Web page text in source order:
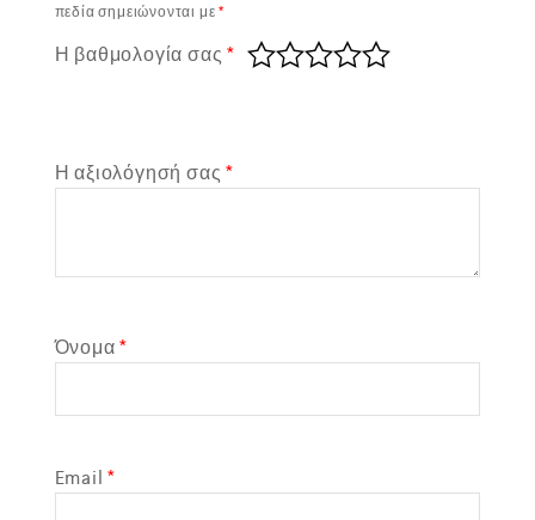
πεδία σημειώνονται με*
Η βαθμολογία σας*
Η αξιολόγησή σας*
Όνομα*
Email*